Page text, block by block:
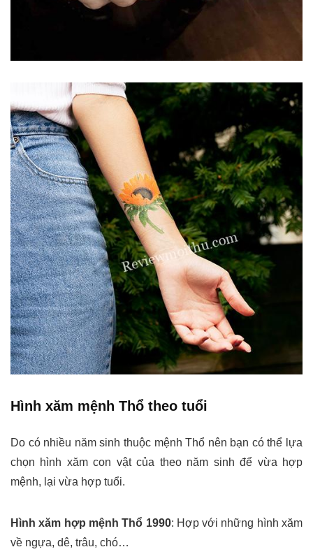
Hình xăm mệnh Thổ theo tuổi
Do có nhiều năm sinh thuộc mệnh Thổ nên bạn có thể lựa
chọn hình xăm con vật của theo năm sinh để vừa hợp
mệnh, lại vừa hợp tuổi.
Hình xăm hợp mệnh Thổ 1990: Hợp với những hình xăm
về ngựa, dê, trâu, chó…